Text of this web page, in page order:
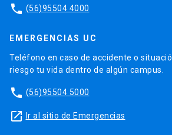
phone (56)95504 4000
EMERGENCIAS UC
Teléfono en caso de accidente o
riesgo tu vida dentro de algún campus.
phone (56)95504 5000
launch Ir al sitio de Emergencias